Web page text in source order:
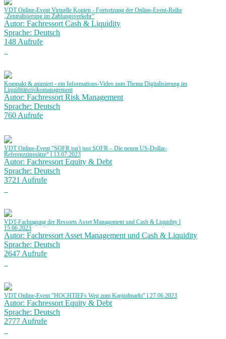
VDT Online-Event Virtuelle Konten - Fortsetzung der Online-Event-Reihe
„Zentralisierung im Zahlungsverkehr“
Autor: Fachressort Cash & Liquidity
Sprache: Deutsch
148 Aufrufe
Kompakt & animiert - ein Informations-Video zum Thema Digitalisierung im
Liquiditätsrisikomanagement
Autor: Fachressort Risk Management
Sprache: Deutsch
760 Aufrufe
VDT Online-Event "SOFR isn't just SOFR – Die neuen US-Dollar-
Referenzzinssätze“ l 13.07.2023
Autor: Fachressort Equity & Debt
Sprache: Deutsch
3721 Aufrufe
VDT-Fachtagung der Ressorts Asset Management und Cash & Liquidity l
15.06.2023
Autor: Fachressort Asset Management und Cash & Liquidity
Sprache: Deutsch
2647 Aufrufe
VDT Online-Event "HOCHTIEFs Weg zum Kapitalmarkt" l 27.06.2023
Autor: Fachressort Equity & Debt
Sprache: Deutsch
2777 Aufrufe